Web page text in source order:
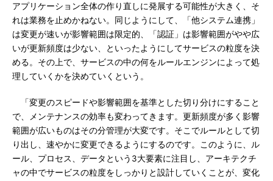
アプリケーション全体の作り直しに発展する可能性が大きく、そ
れは業務を止めかねない。同じようにして、「他システム連携」
は変更が速いが影響範囲は限定的、「認証」は影響範囲がやや広
いが更新頻度は少ない、といったようにしてサービスの粒度を決
める。その上で、サービスの中の何をルールエンジンによって処
理していくかを決めていくという。
「変更のスピードや影響範囲を基準とした切り分けにすること
で、メンテナンスの効率も変わってきます。更新頻度が多く影響
範囲が広いものはその分管理が大変です。そこでルールとして切
り出し、速やかに変更できるようにするのです。このように、ル
ール、プロセス、データという3大要素に注目し、アーキテクチ
ャの中でサービスの粒度をしっかりと設計していくことが、変化